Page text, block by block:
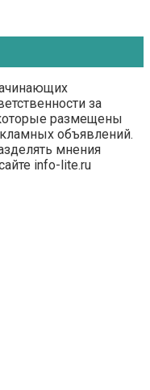
за
размещены
объявлений.
мнения
info-lite.ru